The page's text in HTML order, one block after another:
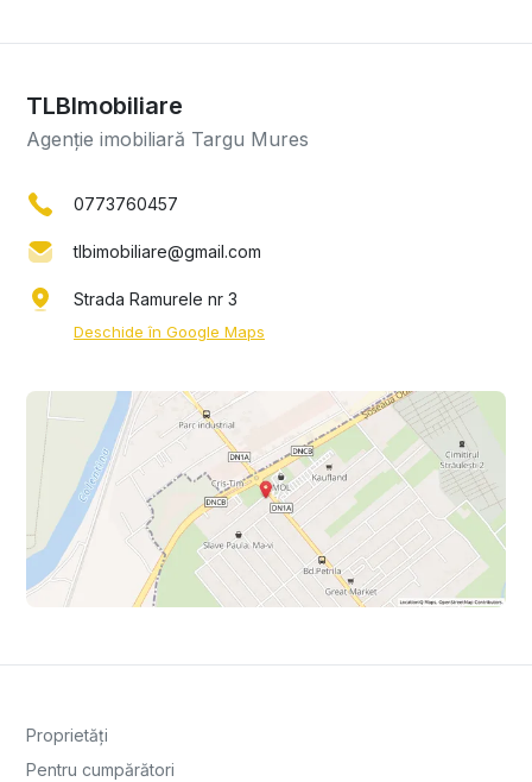
TLBImobiliare
Agenție imobiliară Targu Mures
0773760457
tlbimobiliare@gmail.com
Strada Ramurele nr 3
Deschide în Google Maps
Proprietăți
Pentru cumpărători